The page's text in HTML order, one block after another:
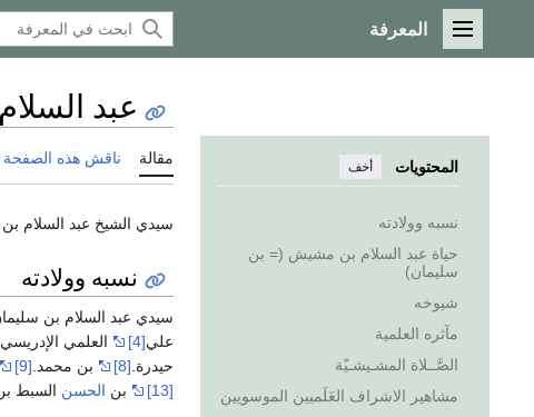
القائمة الرئيسية
المعرفة
المحتويات أخف
نسبه وولادته
حياة عبد السلام بن مشيش (= بن
سليمان)
شيوخه
مآثره العلمية
الصَّــلاة المشـيشـيّة
مشاهير الاشراف العَلَميين الموسويين
عبد
مقالة ناقش هذه الصفحة
سيدي الشيخ عبد السلام
نسبه وولادته
سيدي عبد السلام بن
علي[4] العلمي
حيدرة.[8] بن محمد.[9]
[13]
بن الحسن السبط